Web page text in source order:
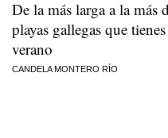
De la más larga a la más
playas gallegas que
verano
CANDELA MONTERO RÍO